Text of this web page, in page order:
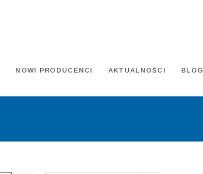
NOWI PRODUCENCI AKTUALNOŚCI BLOG